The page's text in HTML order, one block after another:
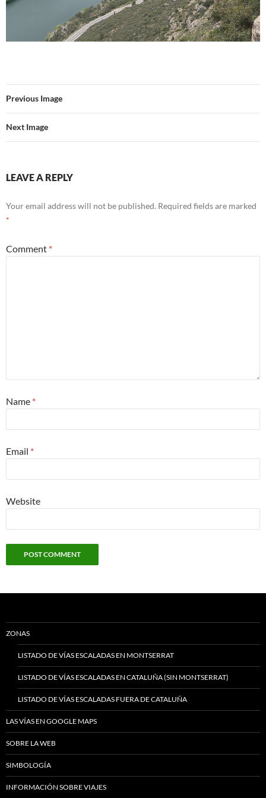
Previous Image
Next Image
LEAVE A REPLY
Your email address will not be published. Required fields are marked
*
Comment *
Name *
Email *
Website
ZONAS
LISTADO DE VÍAS ESCALADAS EN MONTSERRAT
LISTADO DE VÍAS ESCALADAS EN CATALUÑA (SIN MONTSERRAT)
LISTADO DE VÍAS ESCALADAS FUERA DE CATALUÑA
LAS VÍAS EN GOOGLE MAPS
SOBRE LA WEB
SIMBOLOGÍA
INFORMACIÓN SOBRE VIAJES